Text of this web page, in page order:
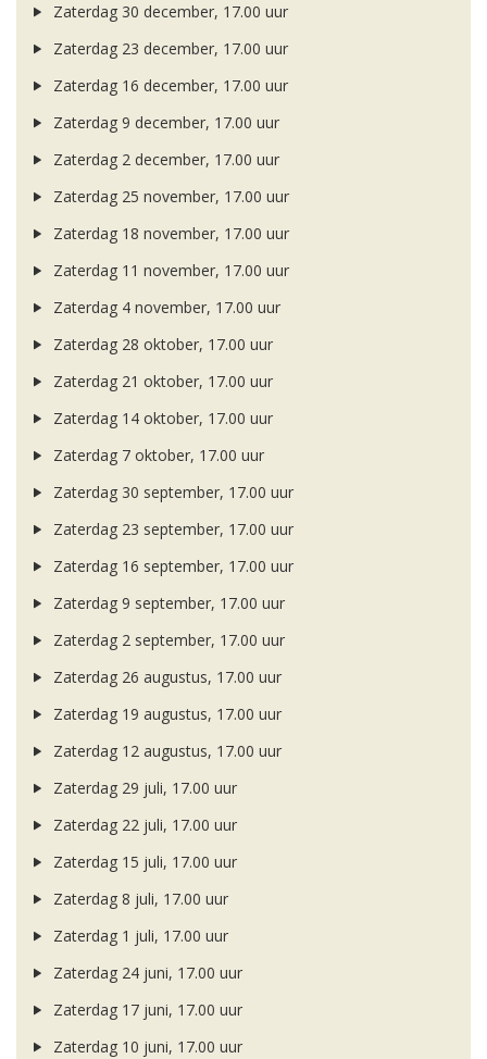
Zaterdag 30 december, 17.00 uur
Zaterdag 23 december, 17.00 uur
Zaterdag 16 december, 17.00 uur
Zaterdag 9 december, 17.00 uur
Zaterdag 2 december, 17.00 uur
Zaterdag 25 november, 17.00 uur
Zaterdag 18 november, 17.00 uur
Zaterdag 11 november, 17.00 uur
Zaterdag 4 november, 17.00 uur
Zaterdag 28 oktober, 17.00 uur
Zaterdag 21 oktober, 17.00 uur
Zaterdag 14 oktober, 17.00 uur
Zaterdag 7 oktober, 17.00 uur
Zaterdag 30 september, 17.00 uur
Zaterdag 23 september, 17.00 uur
Zaterdag 16 september, 17.00 uur
Zaterdag 9 september, 17.00 uur
Zaterdag 2 september, 17.00 uur
Zaterdag 26 augustus, 17.00 uur
Zaterdag 19 augustus, 17.00 uur
Zaterdag 12 augustus, 17.00 uur
Zaterdag 29 juli, 17.00 uur
Zaterdag 22 juli, 17.00 uur
Zaterdag 15 juli, 17.00 uur
Zaterdag 8 juli, 17.00 uur
Zaterdag 1 juli, 17.00 uur
Zaterdag 24 juni, 17.00 uur
Zaterdag 17 juni, 17.00 uur
Zaterdag 10 juni, 17.00 uur